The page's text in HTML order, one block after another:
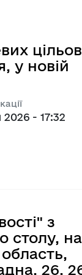
у новій
2026 - 17:32
з
столу, на
26,